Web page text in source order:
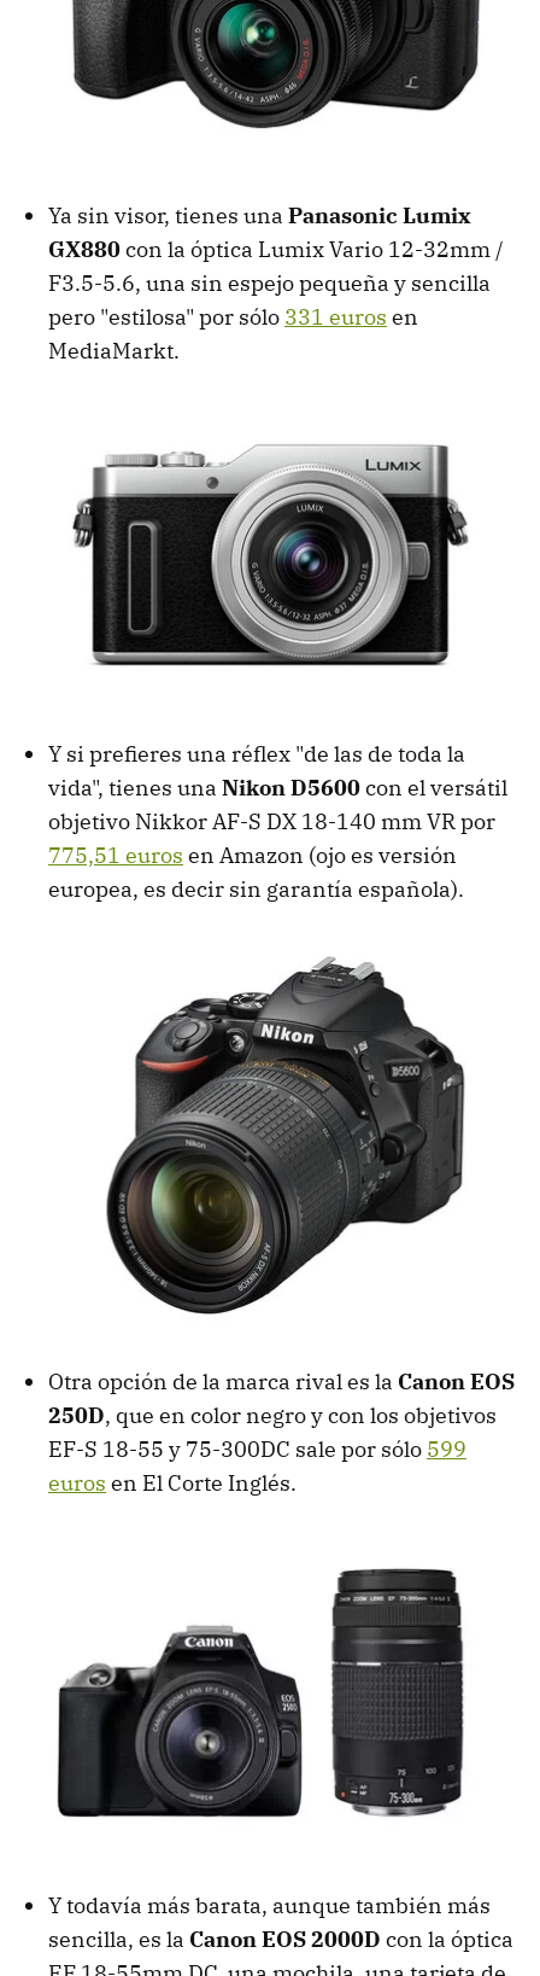
Ya sin visor, tienes una Panasonic Lumix
GX880con la óptica Lumix Vario 12-32mm /
F3.5-5.6, una sin espejo pequeña y sencilla
pero "estilosa" por sólo 331 euros en
MediaMarkt.
Y si prefieres una réflex "de las de toda la
vida", tienes una Nikon D5600con el versátil
objetivo Nikkor AF-S DX 18-140 mm VR por
775,51 euros en Amazon (ojo es versión
europea, es decir sin garantía española).
Otra opción de la marca rival es la Canon EOS
250D, que en color negro y con los objetivos
EF-S 18-55 y 75-300DC sale por sólo 599
euros en El Corte Inglés.
Y todavía más barata, aunque también más
sencilla, es la Canon EOS 2000D con la óptica